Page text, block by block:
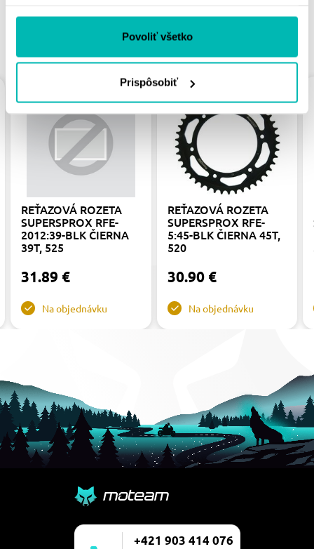
Povoliť všetko
Prispôsobiť
PODOBNÉ PRODUKTY
REŤAZOVÁ ROZETA
SUPERSPROX RFE-
2012:39-BLK ČIERNA
39T, 525
31.89 €
Na objednávku
REŤAZOVÁ ROZETA
SUPERSPROX RFE-
5:45-BLK ČIERNA 45T,
520
30.90 €
Na objednávku
+421 903 414 076